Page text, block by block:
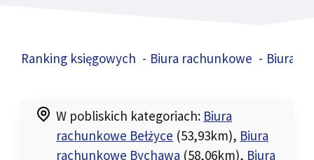
Ranking księgowych Biura rachunkowe Biura
W pobliskich kategoriach: Biura
rachunkowe Bełżyce (53,93km), Biura
rachunkowe Bychawa (58,06km), Biura